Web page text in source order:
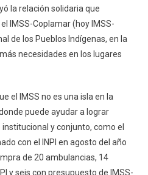
la relación solidaria que
IMSS-Coplamar (hoy IMSS-
de los Pueblos Indígenas, en la
necesidades en los lugares
el IMSS no es una isla en la
puede ayudar a lograr
y conjunto, como el
con el INPI en agosto del año
de 20 ambulancias, 14
y seis con presupuesto de IMSS-